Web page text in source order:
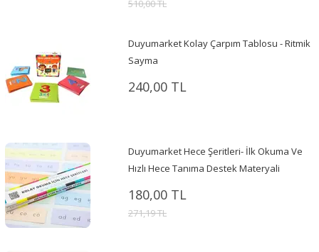
510,00 TL
Duyumarket Kolay Çarpım Tablosu - Ritmik
Sayma
240,00 TL
Duyumarket Hece Şeritleri- İlk Okuma Ve
Hızlı Hece Tanıma Destek Materyali
180,00 TL
271,19 TL